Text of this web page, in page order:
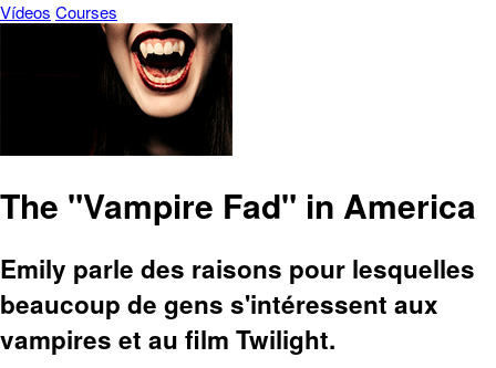
Vídeos Courses
The "Vampire Fad" in America
Emily parle des raisons pour lesquelles
beaucoup de gens s'intéressent aux
vampires et au film Twilight.